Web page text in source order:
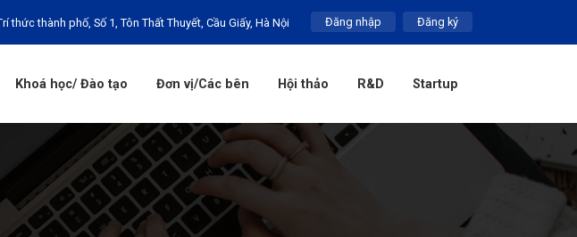
thức thành phố, Số 1, Tôn Thất Thuyết, Cầu Giấy, Hà Nội Đăng nhập Đăng ký
Khoá học/ Đào tạo Đơn vị/Các bên Hội thảo R&D Startup